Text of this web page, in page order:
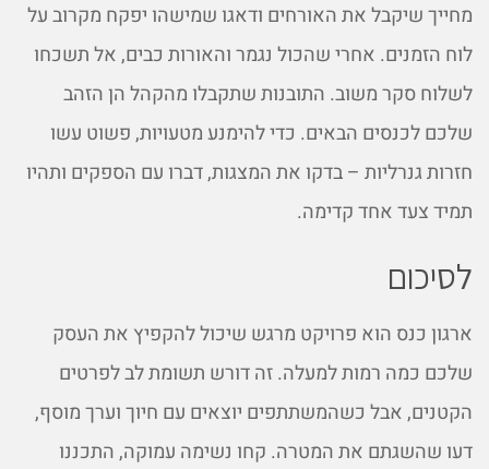
מחייך שיקבל את האורחים ודאגו שמישהו יפקח מקרוב על
לוח הזמנים. אחרי שהכול נגמר והאורות כבים, אל תשכחו
לשלוח סקר משוב. התובנות שתקבלו מהקהל הן הזהב
שלכם לכנסים הבאים. כדי להימנע מטעויות, פשוט עשו
חזרות גנרליות – בדקו את המצגות, דברו עם הספקים ותהיו
תמיד צעד אחד קדימה.
לסיכום
ארגון כנס הוא פרויקט מרגש שיכול להקפיץ את העסק
שלכם כמה רמות למעלה. זה דורש תשומת לב לפרטים
הקטנים, אבל כשהמשתתפים יוצאים עם חיוך וערך מוסף,
דעו שהשגתם את המטרה. קחו נשימה עמוקה, התכננו